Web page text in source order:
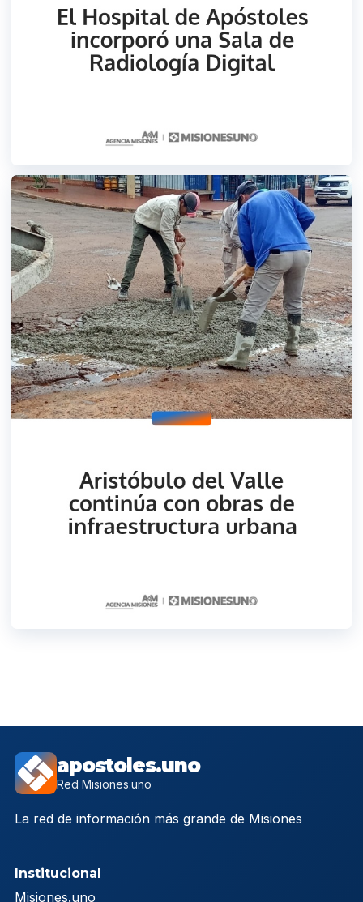
apostoles.uno
Red Misiones.uno
La red de información más grande de Misiones
Institucional
Misiones.uno